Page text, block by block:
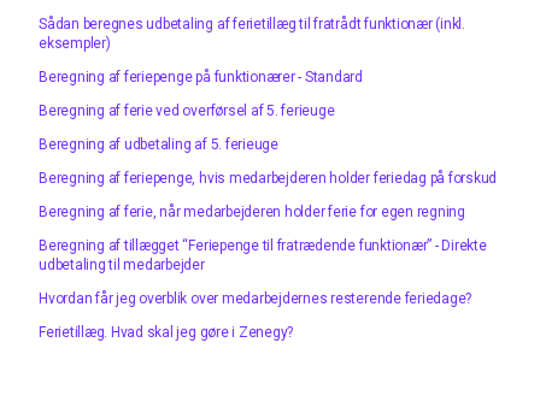
Sådan beregnes udbetaling af ferietillæg til fratrådt funktionær (inkl.
eksempler)
Beregning af feriepenge på funktionærer - Standard
Beregning af ferie ved overførsel af 5. ferieuge
Beregning af udbetaling af 5. ferieuge
Beregning af feriepenge, hvis medarbejderen holder feriedag på forskud
Beregning af ferie, når medarbejderen holder ferie for egen regning
Beregning af tillægget “Feriepenge til fratrædende funktionær” - Direkte
udbetaling til medarbejder
Hvordan får jeg overblik over medarbejdernes resterende feriedage?
Ferietillæg. Hvad skal jeg gøre i Zenegy?